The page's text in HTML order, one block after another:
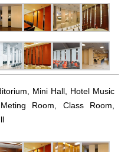
Mini Hall, Hotel Music
Room, Class Room,